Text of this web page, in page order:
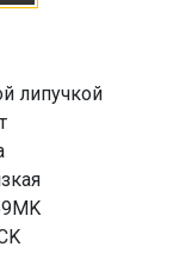
липучкой